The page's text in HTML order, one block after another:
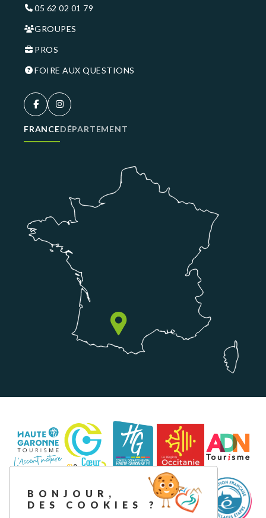
05 62 02 01 79
GROUPES
PROS
FOIRE AUX QUESTIONS
FRANCEDÉPARTEMENT
BONJOUR,
DES COOKIES ?